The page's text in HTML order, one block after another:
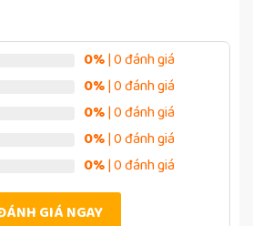
0%| 0 đánh giá
0%| 0 đánh giá
0%| 0 đánh giá
0%| 0 đánh giá
0%| 0 đánh giá
GIÁ NGAY